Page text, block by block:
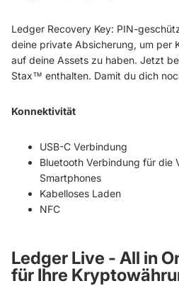
Ledger Recovery Key: PIN-
deine private Absicherung, um per
auf deine Assets zu haben. Jetzt
Stax™ enthalten. Damit du dich
Konnektivität
USB-C Verbindung
Bluetooth Verbindung für die
Smartphones
Kabelloses Laden
NFC
Ledger Live - All in
für Ihre